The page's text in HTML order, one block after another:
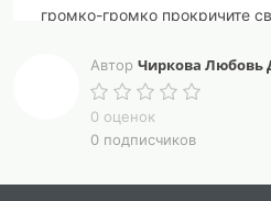
громко-громко прокричите
Ведущая:
- Ах, какие милые имена
здорово, что снова пришел
новый год!
Автор Чиркова Любовь
0 оценок
0 подписчиков